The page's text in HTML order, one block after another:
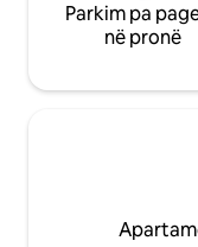
Parkim pa
në pronë